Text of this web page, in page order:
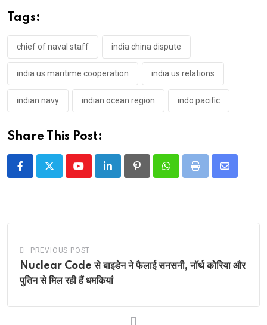
Tags:
chief of naval staff india china dispute
india us maritime cooperation india us relations
indian navy indian ocean region indo pacific
Share This Post:
YoutubeLinkedIn PinterestWhatsappPrint
Share
PREVIOUS POST
Nuclear Code से बाइडेन ने फैलाई सनसनी, नॉर्थ कोरिया और
पुतिन से मिल रही हैं धमकियां